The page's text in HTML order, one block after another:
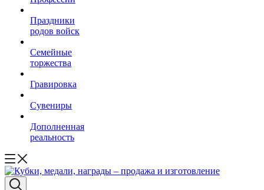
Праздники
родов войск
Семейные
торжества
Гравировка
Сувениры
Дополненная
реальность